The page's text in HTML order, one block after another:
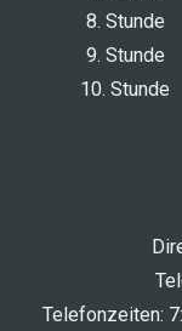
8. Stunde
9. Stunde
10. Stunde
Telefonzeiten: